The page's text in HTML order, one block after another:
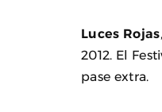
Luces Rojas
2012. El
pase extra.